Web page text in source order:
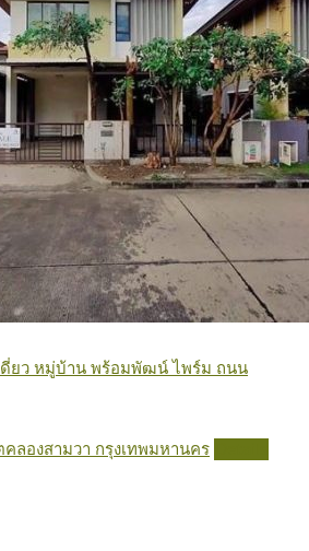
ยว หมู่บ้าน พร้อมพัฒน์ ไพร์ม ถนน
ลองสามวา กรุงเทพมหานคร